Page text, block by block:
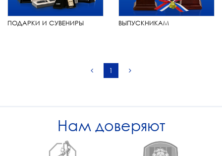
ПОДАРКИ И СУВЕНИРЫ ВЫПУСКНИКАМ
1
Нам доверяют